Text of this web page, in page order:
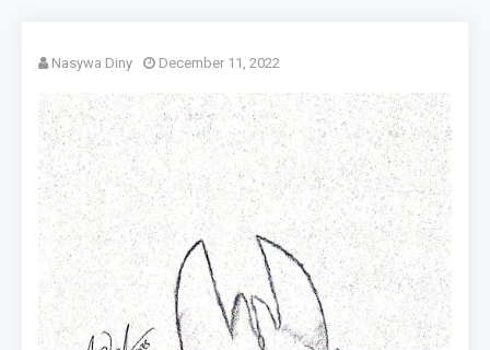
Nasywa Diny December 11, 2022